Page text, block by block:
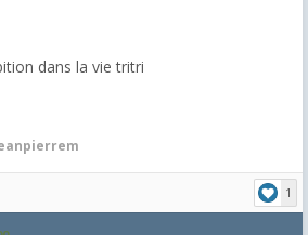
dans la vie tritri
1